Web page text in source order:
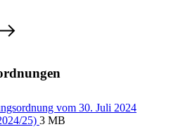
vom 30. Juli 2024
25) 3 MB